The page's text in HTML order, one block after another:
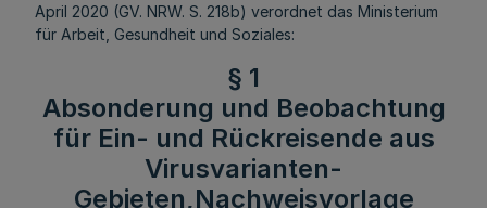
April 2020 (GV. NRW. S. 218b) verordnet das Ministerium
für Arbeit, Gesundheit und Soziales:
§ 1
Absonderung und Beobachtung
für Ein- und Rückreisende aus
Virusvarianten-
Gebieten,Nachweisvorlage